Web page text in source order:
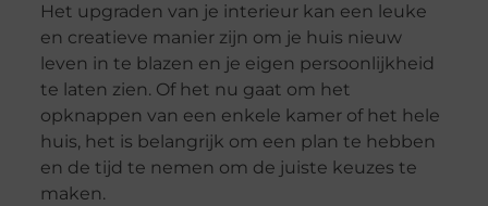
Het upgraden van je interieur kan een leuke
en creatieve manier zijn om je huis nieuw
leven in te blazen en je eigen persoonlijkheid
te laten zien. Of het nu gaat om het
opknappen van een enkele kamer of het hele
huis, het is belangrijk om een plan te hebben
en de tijd te nemen om de juiste keuzes te
maken.